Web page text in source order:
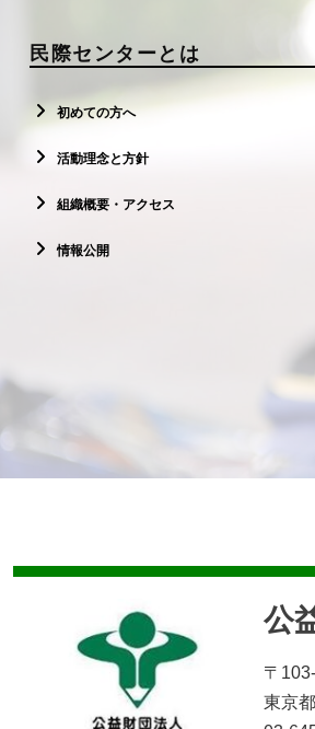
民際センターとは
初めての方へ
活動理念と方針
組織概要・アクセス
情報公開
公
〒
東京